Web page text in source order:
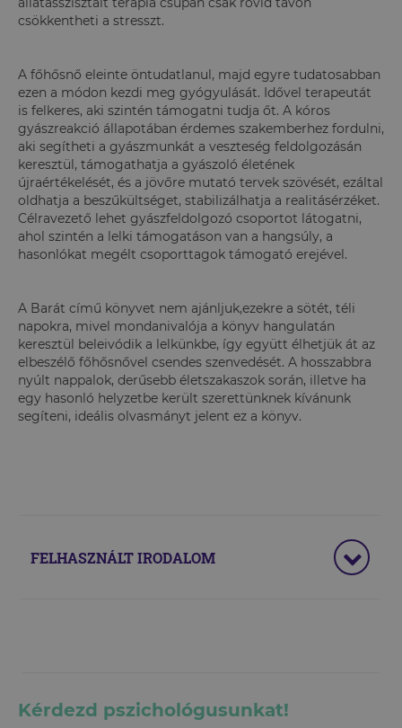
csökkentheti a stresszt.
A főhősnő eleinte öntudatlanul, majd egyre tudatosabban
ezen a módon kezdi meg gyógyulását. Idővel terapeutát
is felkeres, aki szintén támogatni tudja őt. A kóros
gyászreakció állapotában érdemes szakemberhez fordulni,
aki segítheti a gyászmunkát a veszteség feldolgozásán
keresztül, támogathatja a gyászoló életének
újraértékelését, és a jövőre mutató tervek szövését, ezáltal
oldhatja a beszűkültséget, stabilizálhatja a realitásérzéket.
Célravezető lehet gyászfeldolgozó csoportot látogatni,
ahol szintén a lelki támogatáson van a hangsúly, a
hasonlókat megélt csoporttagok támogató erejével.
A Barát című könyvet nem ajánljuk,ezekre a sötét, téli
napokra, mivel mondanivalója a könyv hangulatán
keresztül beleivódik a lelkünkbe, így együtt élhetjük át az
elbeszélő főhősnővel csendes szenvedését. A hosszabbra
nyúlt nappalok, derűsebb életszakaszok során, illetve ha
egy hasonló helyzetbe került szerettünknek kívánunk
segíteni, ideális olvasmányt jelent ez a könyv.
FELHASZNÁLT IRODALOM
Kérdezd pszichológusunkat!